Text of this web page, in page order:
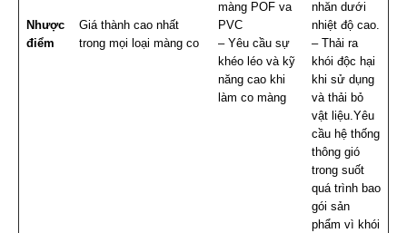
Nhược
điểm
Giá thành cao nhất
trong mọi loại màng co
màng POF va
PVC
– Yêu cầu sự
khéo léo và kỹ
năng cao khi
làm co màng
nhăn dưới
nhiệt độ cao.
– Thải ra
khói độc hại
khi sử dụng
và thải bỏ
vật liệu.Yêu
cầu hệ thống
thông gió
trong suốt
quá trình bao
gói sản
phẩm vì khói